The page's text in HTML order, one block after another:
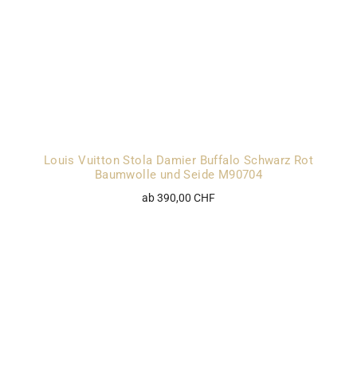
Louis Vuitton Stola Damier Buffalo Schwarz Rot
Baumwolle und Seide M90704
ab 390,00 CHF